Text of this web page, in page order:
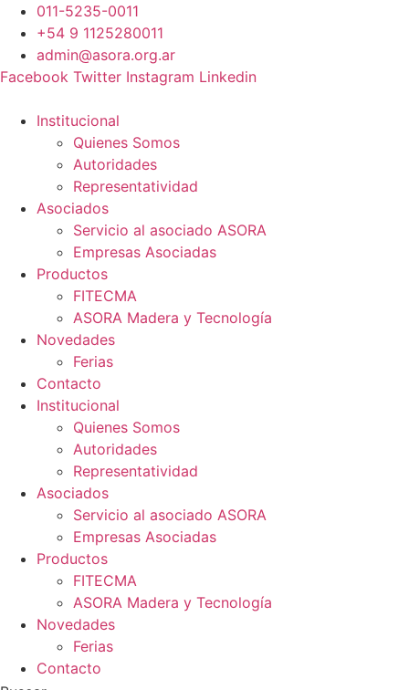
contenido
011-5235-0011
+54 9 1125280011
admin@asora.org.ar
Facebook Twitter Instagram Linkedin
Institucional
Quienes Somos
Autoridades
Representatividad
Asociados
Servicio al asociado ASORA
Empresas Asociadas
Productos
FITECMA
ASORA Madera y Tecnología
Novedades
Ferias
Contacto
Institucional
Quienes Somos
Autoridades
Representatividad
Asociados
Servicio al asociado ASORA
Empresas Asociadas
Productos
FITECMA
ASORA Madera y Tecnología
Novedades
Ferias
Contacto